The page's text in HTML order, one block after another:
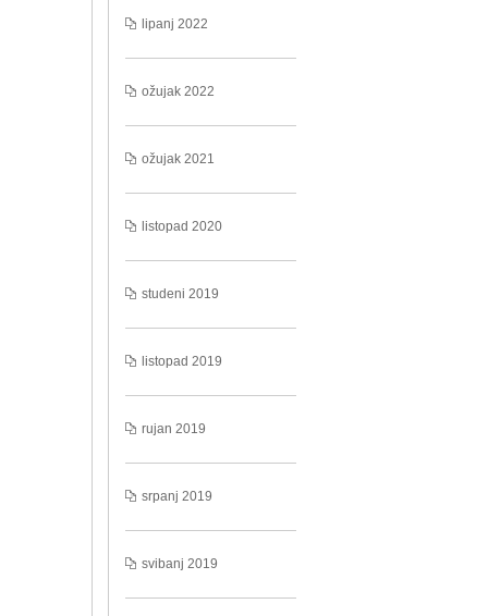
lipanj 2022
ožujak 2022
ožujak 2021
listopad 2020
studeni 2019
listopad 2019
rujan 2019
srpanj 2019
svibanj 2019